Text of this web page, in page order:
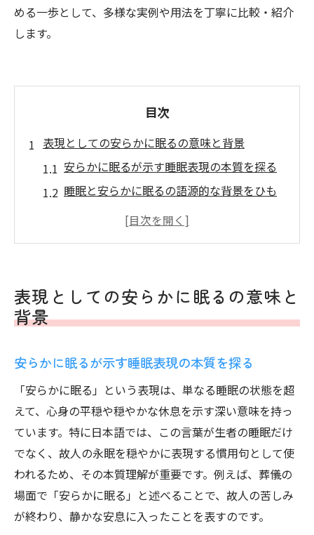
める一歩として、多様な実例や用法を丁寧に比較・紹介
します。
目次
表現としての安らかに眠るの意味と背景
安らかに眠るが示す睡眠表現の本質を探る
睡眠と安らかに眠るの語源的な背景をひも
睡眠の視点から安らかに眠るの意味を再確
認
点
安らかに眠るの適切な睡眠表現への言い換
え方
誤用を防ぐための安らかに眠ると睡眠の使
い分け
弔辞での安らかに眠ると睡眠の注意すべき
点
表現としての安らかに眠るの意味と
背景
安らかに眠るが示す睡眠表現の本質を探る
「安らかに眠る」という表現は、単なる睡眠の状態を超
えて、心身の平穏や穏やかな休息を示す深い意味を持っ
ています。特に日本語では、この言葉が生者の睡眠だけ
でなく、故人の永眠を穏やかに表現する慣用句として使
われるため、その本質理解が重要です。例えば、葬儀の
場面で「安らかに眠る」と述べることで、故人の苦しみ
が終わり、静かな安息に入ったことを表すのです。